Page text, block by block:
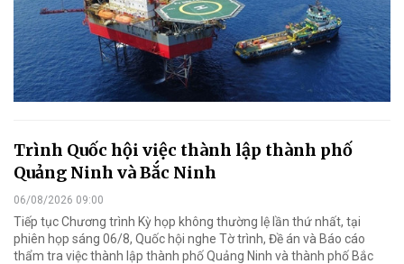
Trình Quốc hội việc thành lập thành phố
Quảng Ninh và Bắc Ninh
06/08/2026 09:00
Tiếp tục Chương trình Kỳ họp không thường lệ lần thứ nhất, tại
phiên họp sáng 06/8, Quốc hội nghe Tờ trình, Đề án và Báo cáo
thẩm tra việc thành lập thành phố Quảng Ninh và thành phố Bắc